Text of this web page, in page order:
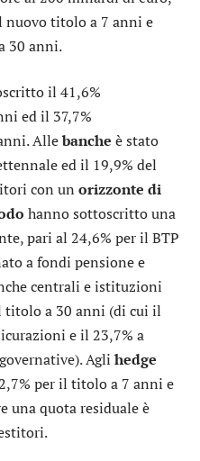
titolo a 7 anni e
30 anni.
il 41,6%
ed il 37,7%
Allebanche è stato
ed il 19,9% del
con un orizzonte di
hanno sottoscritto una
pari al 24,6% per il BTP
a fondi pensione e
centrali e istituzioni
titolo a 30 anni (di cui il
e il 23,7% a
Agli hedge
per il titolo a 7 anni e
una quota residuale è